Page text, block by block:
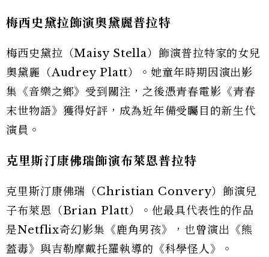
梅西史黛拉飾演奧黛麗普拉特
梅西史黛拉（Maisy Stella）飾演普拉特家的女兒
奧黛麗（Audrey Platt）。她童年時期因演出影
集《音樂之鄉》受到關注，之後憑青春電影《青春
末世物語》獲得好評，成為近年備受矚目的新生代
演員。
克里斯汀康佛瑞飾演布萊恩普拉特
克里斯汀康佛瑞（Christian Convery）飾演兒
子布萊恩（Brian Platt）。他最具代表性的作品
是Netflix奇幻影集《鹿角男孩》，也曾演出《熊
蓋毒》與吉勒摩戴托羅執導的《科學怪人》。